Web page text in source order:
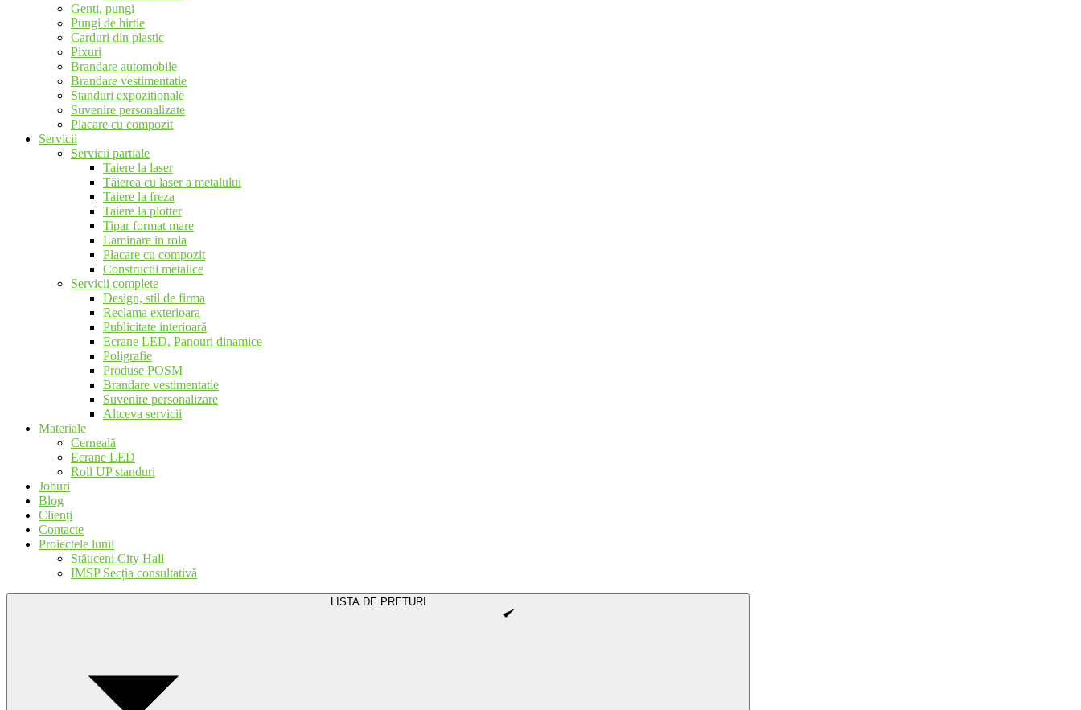
Genti, pungi
Pungi de hirtie
Carduri din plastic
Pixuri
Brandare automobile
Brandare vestimentatie
Standuri expozitionale
Suvenire personalizate
Placare cu compozit
Servicii
Servicii partiale
Taiere la laser
Tăierea cu laser a metalului
Taiere la freza
Taiere la plotter
Tipar format mare
Laminare in rola
Placare cu compozit
Constructii metalice
Servicii complete
Design, stil de firma
Reclama exterioara
Publicitate interioară
Ecrane LED, Panouri dinamice
Poligrafie
Produse POSM
Brandare vestimentatie
Suvenire personalizare
Altceva servicii
Materiale
Cerneală
Ecrane LED
Roll UP standuri
Joburi
Blog
Clienți
Contacte
Proiectele lunii
Stăuceni City Hall
IMSP Secția consultativă
LISTA DE PRETURI